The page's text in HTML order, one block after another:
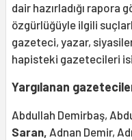
dair hazırladığı rapora
özgürlüğüyle ilgili
gazeteci, yazar,
hapisteki gazetecileri
Yargılanan
Abdullah Demirbaş,
Saran, Adnan Demir,